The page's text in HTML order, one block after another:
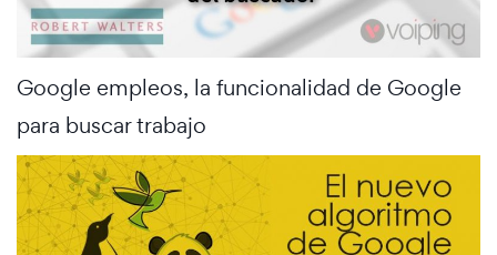
Google empleos, la funcionalidad de Google
para buscar trabajo